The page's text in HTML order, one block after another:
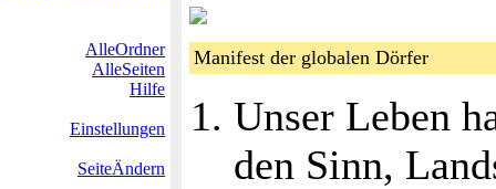
AlleOrdner
AlleSeiten
Hilfe
Einstellungen
SeiteÄndern
Manifest der globalen Dörfer
Unser Leben
den Sinn,